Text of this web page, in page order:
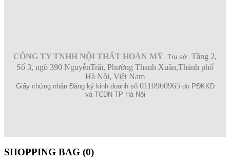
CÔNG TY TNHH NỘI THẤT HOÀN MỸ. Trụ sở: Tầng 2,
Số 3, ngõ 390 NguyễnTrãi, Phường Thanh Xuân,Thành phố
Hà Nội, Việt Nam
Giấy chứng nhận Đăng ký kinh doanh số 0110960965do PĐKKD
và TCDN TP Hà Nội
SHOPPING BAG (0)